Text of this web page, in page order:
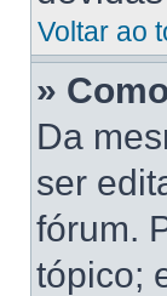
Voltar ao
»
Da
ser
fórum.
tópico;